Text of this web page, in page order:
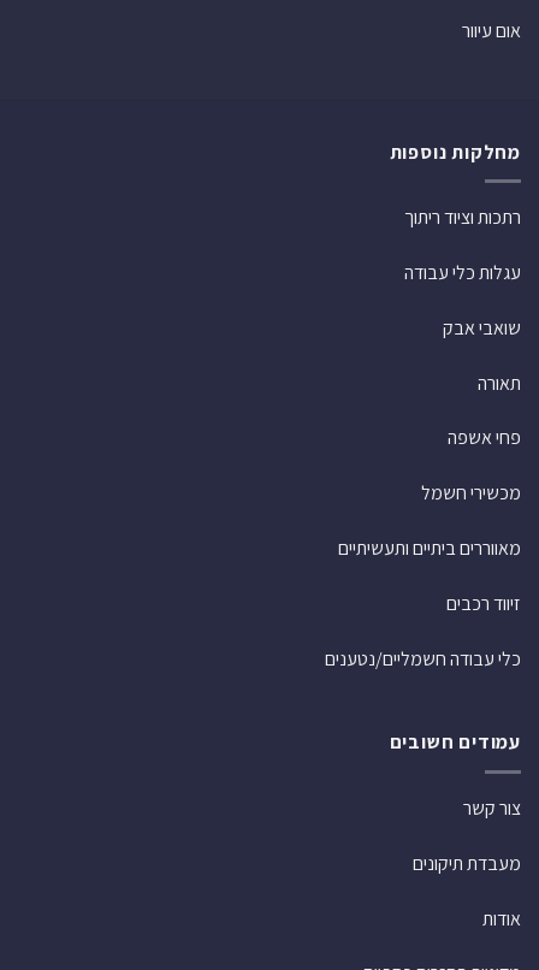
אום עיוור
מחלקות נוספות
רתכות וציוד ריתוך
עגלות כלי עבודה
שואבי אבק
תאורה
פחי אשפה
מכשירי חשמל
מאווררים ביתיים ותעשיתיים
זיווד רכבים
כלי עבודה חשמליים/נטענים
עמודים חשובים
צור קשר
מעבדת תיקונים
אודות